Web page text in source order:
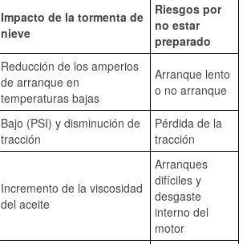
Impacto de la tormenta de
nieve
Riesgos por
no estar
preparado
Reducción de los amperios
de arranque en
temperaturas bajas
Arranque lento
o no arranque
Bajo (PSI) y disminución de
tracción
Pérdida de la
tracción
Incremento de la viscosidad
del aceite
Arranques
difíciles y
desgaste
interno del
motor